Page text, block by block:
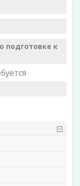
подготовке к